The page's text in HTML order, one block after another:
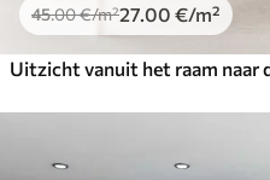
45.00€/m²27 .00 €/m²